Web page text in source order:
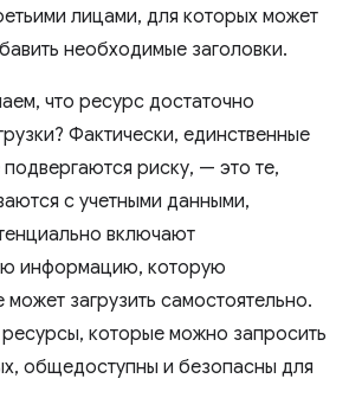
лицами, для которых может
необходимые заголовки.
что ресурс достаточно
Фактически, единственные
риску, — это те,
с учетными данными,
включают
информацию, которую
загрузить самостоятельно.
которые можно запросить
общедоступны и безопасны для